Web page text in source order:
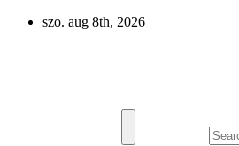
Skip
szo. aug 8th, 2026